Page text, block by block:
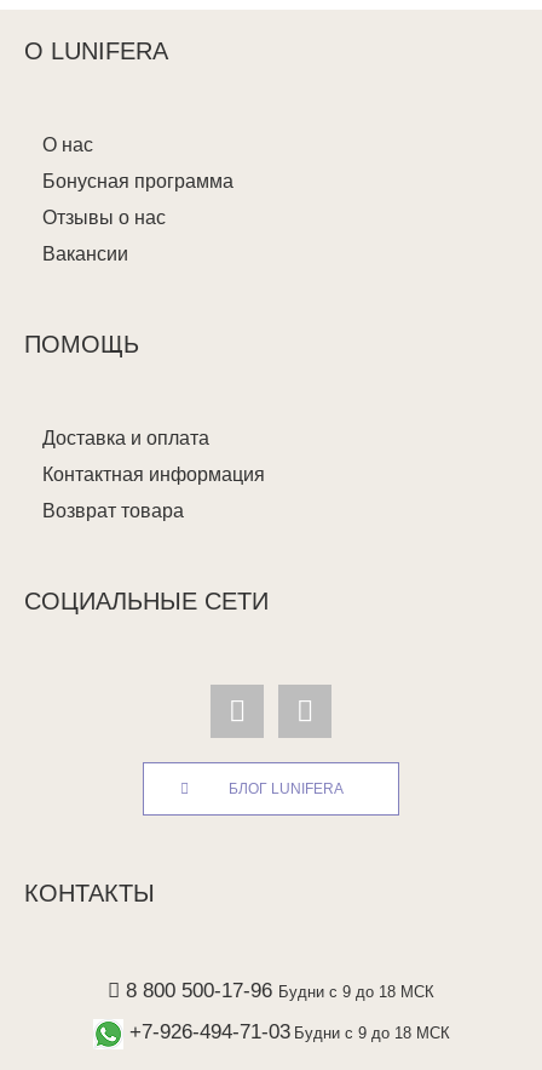
О LUNIFERA
О нас
Бонусная программа
Отзывы о нас
Вакансии
ПОМОЩЬ
Доставка и оплата
Контактная информация
Возврат товара
СОЦИАЛЬНЫЕ СЕТИ
БЛОГ LUNIFERA
КОНТАКТЫ
8 800 500-17-96 Будни с 9 до 18 МСК
+7-926-494-71-03 Будни с 9 до 18 МСК